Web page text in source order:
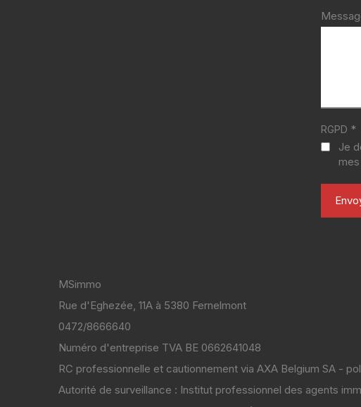
RGPD *
Je
MSimmo
Rue d'Eghezée, 11A à 5380 Fernelmont
0472/8666640
Numéro d'entreprise TVA BE 0662641048
RC professionnelle et cautionnement via AXA Belgium SA -
Autorité de surveillance : Institut professionnel des agents